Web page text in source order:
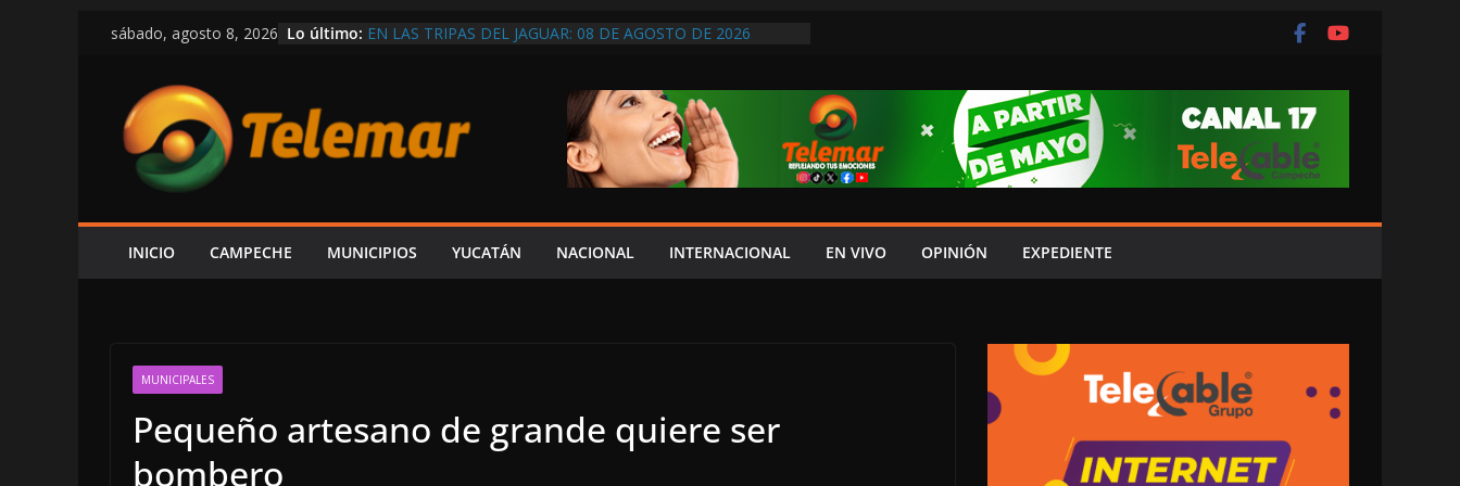
Saltar
contenido
sábado, agosto 8, 2026 Lo último: EN LAS TRIPAS DEL JAGUAR: 08 DE AGOSTO DE 2026
“NO VIVIMOS BUENOS TIEMPOS PARA LA LIBERTAD DE
EXPRESIÓN NI PARA LA DEMOCRACIA EN MÉXICO”: LUIS
CÁRDENAS; SE DESPIDIÓ DE MVS
FAMILIARES BUSCAN SIN DESCANSO A JOVEN
CIRCULA EN REDES: NADIE COMO LAYDA PARA
DEMOSTRAR LA HIPOCRESÍA DE LA AUSTERIDAD
INICIO CAMPECHE MUNICIPIOS YUCATÁN NACIONAL INTERNACIONAL EN VIVO OPINIÓN EXPEDIENTE
MUNICIPALES
Pequeño artesano de grande quiere ser
bombero